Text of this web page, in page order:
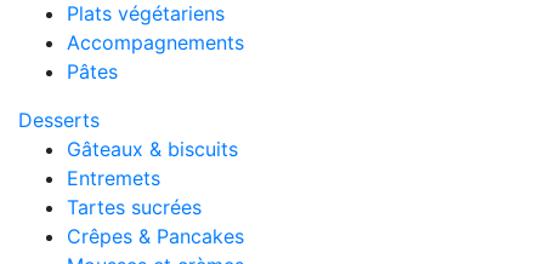
Plats végétariens
Accompagnements
Pâtes
Desserts
Gâteaux & biscuits
Entremets
Tartes sucrées
Crêpes & Pancakes